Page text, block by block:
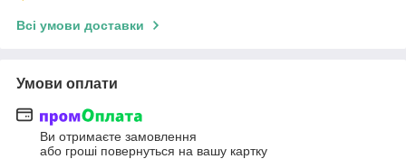
Всі умови доставки
Умови оплати
Ви отримаєте замовлення
або гроші повернуться на вашу картку